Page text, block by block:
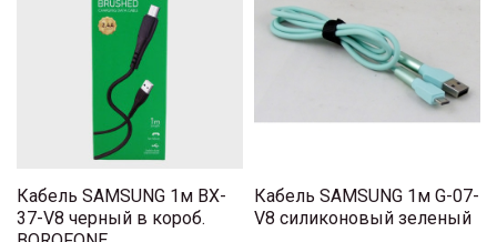
Кабель SAMSUNG 1м BX-
37-V8 черный в короб.
Кабель SAMSUNG 1м G-07-
V8 силиконовый зеленый